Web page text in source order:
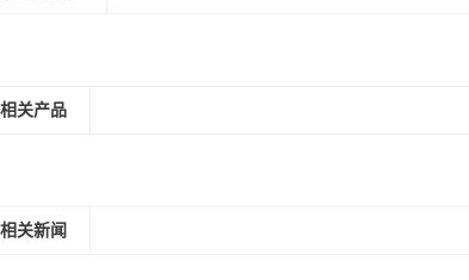
相关产品
相关新闻